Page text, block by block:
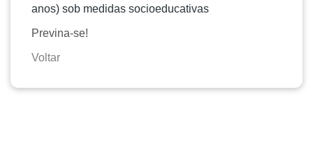
anos) sob medidas socioeducativas
Previna-se!
Voltar